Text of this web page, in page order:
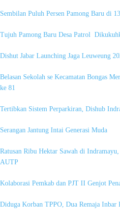
Sembilan Puluh Persen Pamong Baru di
Tujuh Pamong Baru Desa Patrol
Dishut Jabar Launching Jaga Leuweung
Belasan Sekolah se Kecamatan Bongas
ke 81
Tertibkan Sistem Perparkiran, Dishub
Serangan Jantung Intai Generasi Muda
Ratusan Ribu Hektar Sawah di
AUTP
Kolaborasi Pemkab dan PJT II Genjot
Diduga Korban TPPO, Dua Remaja Inbar